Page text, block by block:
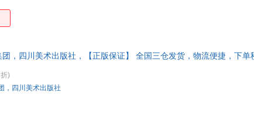
，四川美术出版社，【正版保证】 全国三仓发货，物流便捷，下单
)
，四川美术出版社